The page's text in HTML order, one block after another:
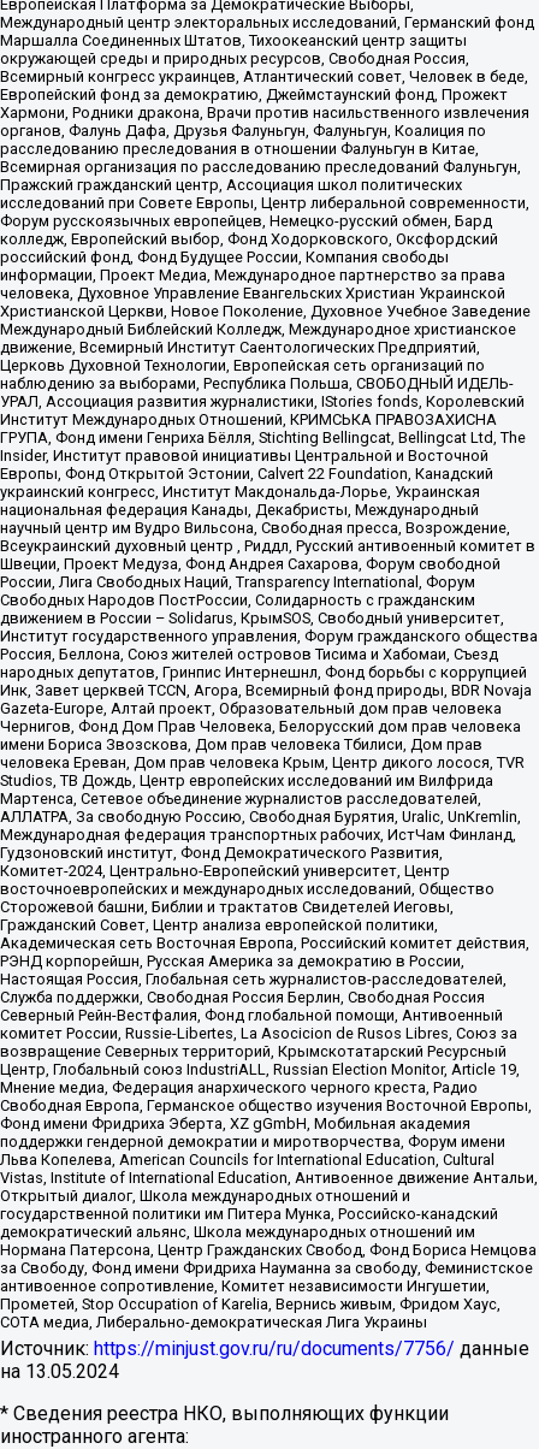
Европейская Платформа за Демократические Выборы,
Международный центр электоральных исследований, Германский фонд
Маршалла Соединенных Штатов, Тихоокеанский центр защиты
окружающей среды и природных ресурсов, Свободная Россия,
Всемирный конгресс украинцев, Атлантический совет, Человек в беде,
Европейский фонд за демократию, Джеймстаунский фонд, Прожект
Хармони, Родники дракона, Врачи против насильственного извлечения
органов, Фалунь Дафа, Друзья Фалуньгун, Фалуньгун, Коалиция по
расследованию преследования в отношении Фалуньгун в Китае,
Всемирная организация по расследованию преследований Фалуньгун,
Пражский гражданский центр, Ассоциация школ политических
исследований при Совете Европы, Центр либеральной современности,
Форум русскоязычных европейцев, Немецко-русский обмен, Бард
колледж, Европейский выбор, Фонд Ходорковского, Оксфордский
российский фонд, Фонд Будущее России, Компания свободы
информации, Проект Медиа, Международное партнерство за права
человека, Духовное Управление Евангельских Христиан Украинской
Христианской Церкви, Новое Поколение, Духовное Учебное Заведение
Международный Библейский Колледж, Международное христианское
движение, Всемирный Институт Саентологических Предприятий,
Церковь Духовной Технологии, Европейская сеть организаций по
наблюдению за выборами, Республика Польша, СВОБОДНЫЙ ИДЕЛЬ-
УРАЛ, Ассоциация развития журналистики, IStories fonds, Королевский
Институт Международных Отношений, КРИМСЬКА ПРАВОЗАХИСНА
ГРУПА, Фонд имени Генриха Бёлля, Stichting Bellingcat, Bellingcat Ltd, The
Insider, Институт правовой инициативы Центральной и Восточной
Европы, Фонд Открытой Эстонии, Calvert 22 Foundation, Канадский
украинский конгресс, Институт Макдональда-Лорье, Украинская
национальная федерация Канады, Декабристы, Международный
научный центр им Вудро Вильсона, Свободная пресса, Возрождение,
Всеукраинский духовный центр , Риддл, Русский антивоенный комитет в
Швеции, Проект Медуза, Фонд Андрея Сахарова, Форум свободной
России, Лига Свободных Наций, Transparеncy International, Форум
Свободных Народов ПостРоссии, Солидарность с гражданским
движением в России – Solidarus, КрымSOS, Свободный университет,
Институт государственного управления, Форум гражданского общества
Россия, Беллона, Союз жителей островов Тисима и Хабомаи, Съезд
народных депутатов, Гринпис Интернешнл, Фонд борьбы с коррупцией
Инк, Завет церквей TCCN, Агора, Всемирный фонд природы, BDR Novaja
Gazeta-Europe, Алтай проект, Образовательный дом прав человека
Чернигов, Фонд Дом Прав Человека, Белорусский дом прав человека
имени Бориса Звозскова, Дом прав человека Тбилиси, Дом прав
человека Ереван, Дом прав человека Крым, Центр дикого лосося, TVR
Studios, ТВ Дождь, Центр европейских исследований им Вилфрида
Мартенса, Сетевое объединение журналистов расследователей,
АЛЛАТРА, За свободную Россию, Свободная Бурятия, Uralic, UnKremlin,
Международная федерация транспортных рабочих, ИстЧам Финланд,
Гудзоновский институт, Фонд Демократического Развития,
Комитет-2024, Центрально-Европейский университет, Центр
восточноевропейских и международных исследований, Общество
Сторожевой башни, Библии и трактатов Свидетелей Иеговы,
Гражданский Совет, Центр анализа европейской политики,
Академическая сеть Восточная Европа, Российский комитет действия,
РЭНД корпорейшн, Русская Америка за демократию в России,
Настоящая Россия, Глобальная сеть журналистов-расследователей,
Служба поддержки, Свободная Россия Берлин, Свободная Россия
Северный Рейн-Вестфалия, Фонд глобальной помощи, Антивоенный
комитет России, Russie-Libertes, La Asocicion de Rusos Libres, Союз за
возвращение Северных территорий, Крымскотатарский Ресурсный
Центр, Глобальный союз IndustriALL, Russian Election Monitor, Article 19,
Мнение медиа, Федерация анархического черного креста, Радио
Свободная Европа, Германское общество изучения Восточной Европы,
Фонд имени Фридриха Эберта, XZ gGmbH, Мобильная академия
поддержки гендерной демократии и миротворчества, Форум имени
Льва Копелева, American Councils for International Education, Cultural
Vistas, Institute of International Education, Антивоенное движение Антальи,
Открытый диалог, Школа международных отношений и
государственной политики им Питера Мунка, Российско-канадский
демократический альянс, Школа международных отношений им
Нормана Патерсона, Центр Гражданских Свобод, Фонд Бориса Немцова
за Свободу, Фонд имени Фридриха Науманна за свободу, Феминистское
антивоенное сопротивление, Комитет независимости Ингушетии,
Прометей, Stop Occupation of Karelia, Вернись живым, Фридом Хаус,
СОТА медиа, Либерально-демократическая Лига Украины
Источник: https://minjust.gov.ru/ru/documents/7756/ данные
на 13.05.2024
* Сведения реестра НКО, выполняющих функции
иностранного агента: